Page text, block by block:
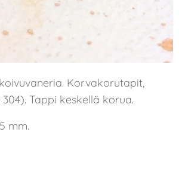
Korvakorutapit,
Tappi keskellä korua.
mm.